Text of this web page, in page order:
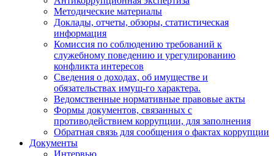
Методические материалы
Доклады, отчеты, обзоры, статистическая
информация
Комиссия по соблюдению требований к
служебному поведению и урегулированию
конфликта интересов
Сведения о доходах, об имуществе и
обязательствах имущ-го характера.
Ведомственные нормативные правовые акты
Формы документов, связанных с
противодействием коррупции, для заполнения
Обратная связь для сообщения о фактах коррупции
Документы
Интервью